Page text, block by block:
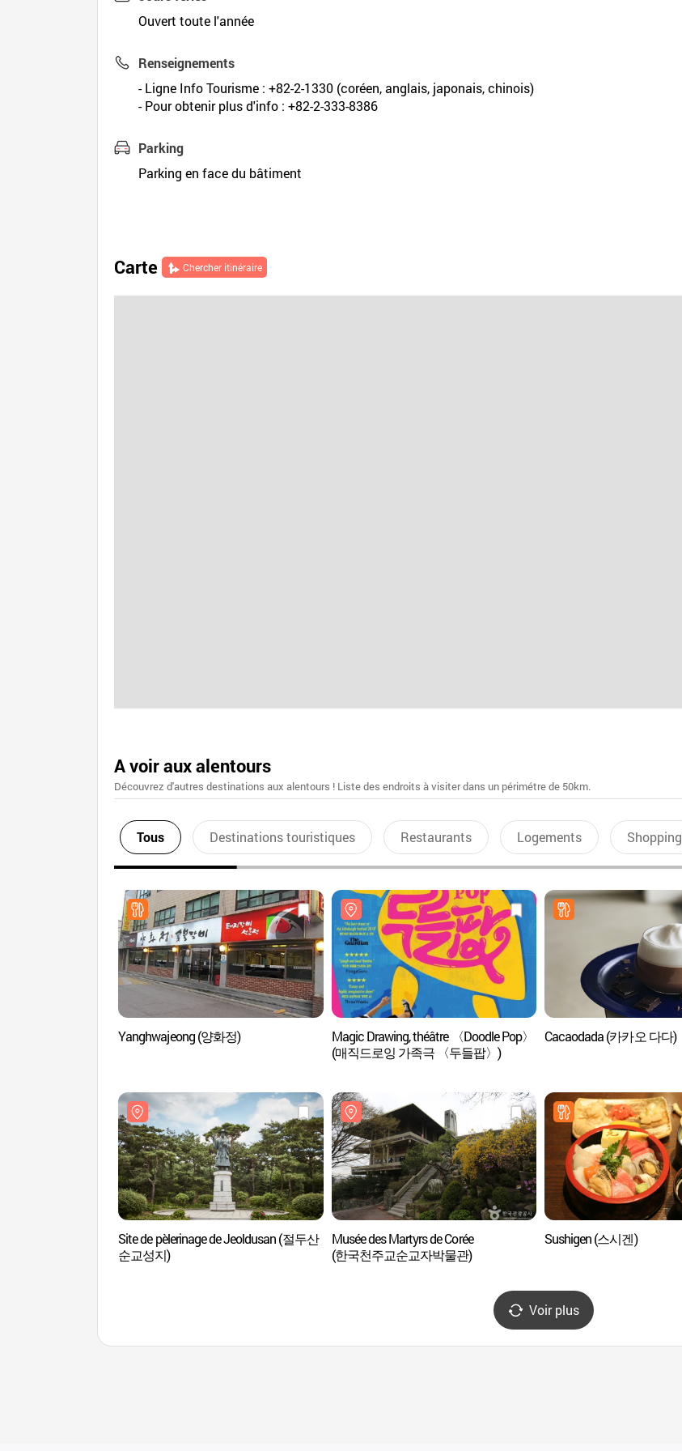
Ouvert toute l'année
Renseignements
- Ligne Info Tourisme : +82-2-1330 (coréen, anglais, japonais, chinois)
- Pour obtenir plus d'info : +82-2-333-8386
Parking
Parking en face du bâtiment
Carte Chercher itinéraire
A voir aux alentours
Découvrez d'autres destinations aux alentours ! Liste des endroits à visiter dans un périmétre de 50km.
Tous Destinations touristiques Restaurants Logements Shopping
Yanghwajeong (양화정)
Magic Drawing, théâtre 〈Doodle Pop〉
(매직드로잉 가족극 〈두들팝〉)
Cacaodada (카카오 다다)
Site de pèlerinage de Jeoldusan (절두산
순교성지)
Musée des Martyrs de Corée
(한국천주교순교자박물관)
Sushigen (스시겐)
Voir plus